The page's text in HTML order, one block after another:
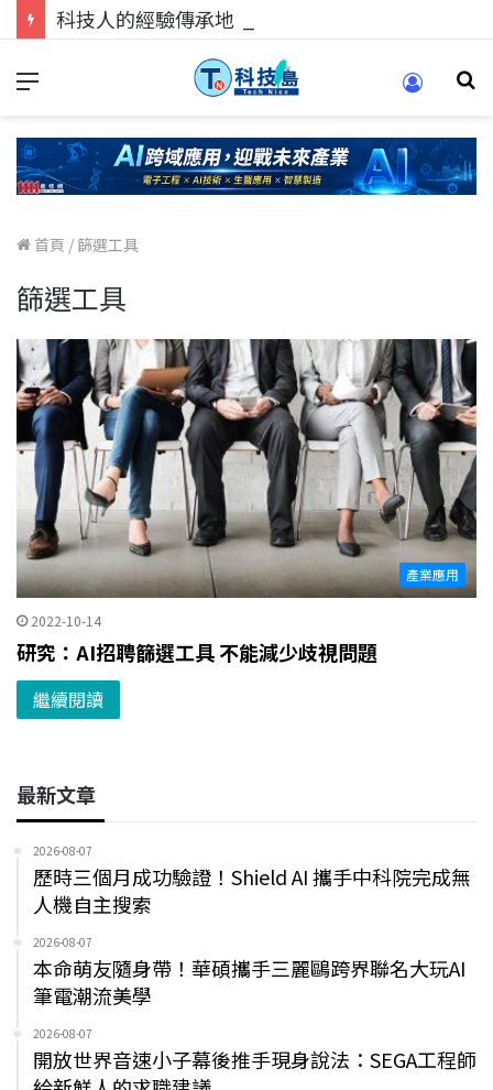
首頁 / 篩選工具
篩選工具
產業應用
2022-10-14
研究：AI招聘篩選工具 不能減少歧視問題
繼續閱讀
最新文章
2026-08-07
歷時三個月成功驗證！Shield AI 攜手中科院完成無
人機自主搜索
2026-08-07
本命萌友隨身帶！華碩攜手三麗鷗跨界聯名大玩AI
筆電潮流美學
2026-08-07
開放世界音速小子幕後推手現身說法：SEGA工程師